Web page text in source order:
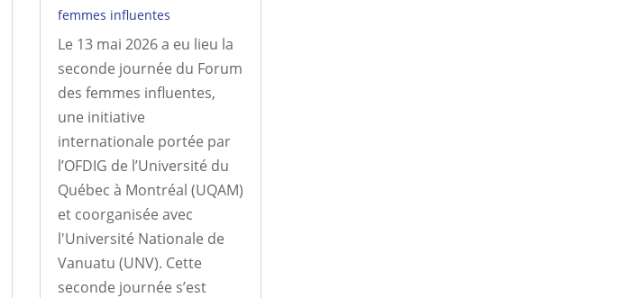
femmes influentes
Le 13 mai 2026 a eu lieu la
seconde journée du Forum
des femmes influentes,
une initiative
internationale portée par
l’OFDIG de l’Université du
Québec à Montréal (UQAM)
et coorganisée avec
l'Université Nationale de
Vanuatu (UNV). Cette
seconde journée s’est